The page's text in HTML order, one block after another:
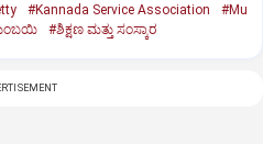
#Kannada Service Association
#Mu
#ಶಿಕ್ಷಣ ಮತ್ತು ಸಂಸ್ಕಾರ